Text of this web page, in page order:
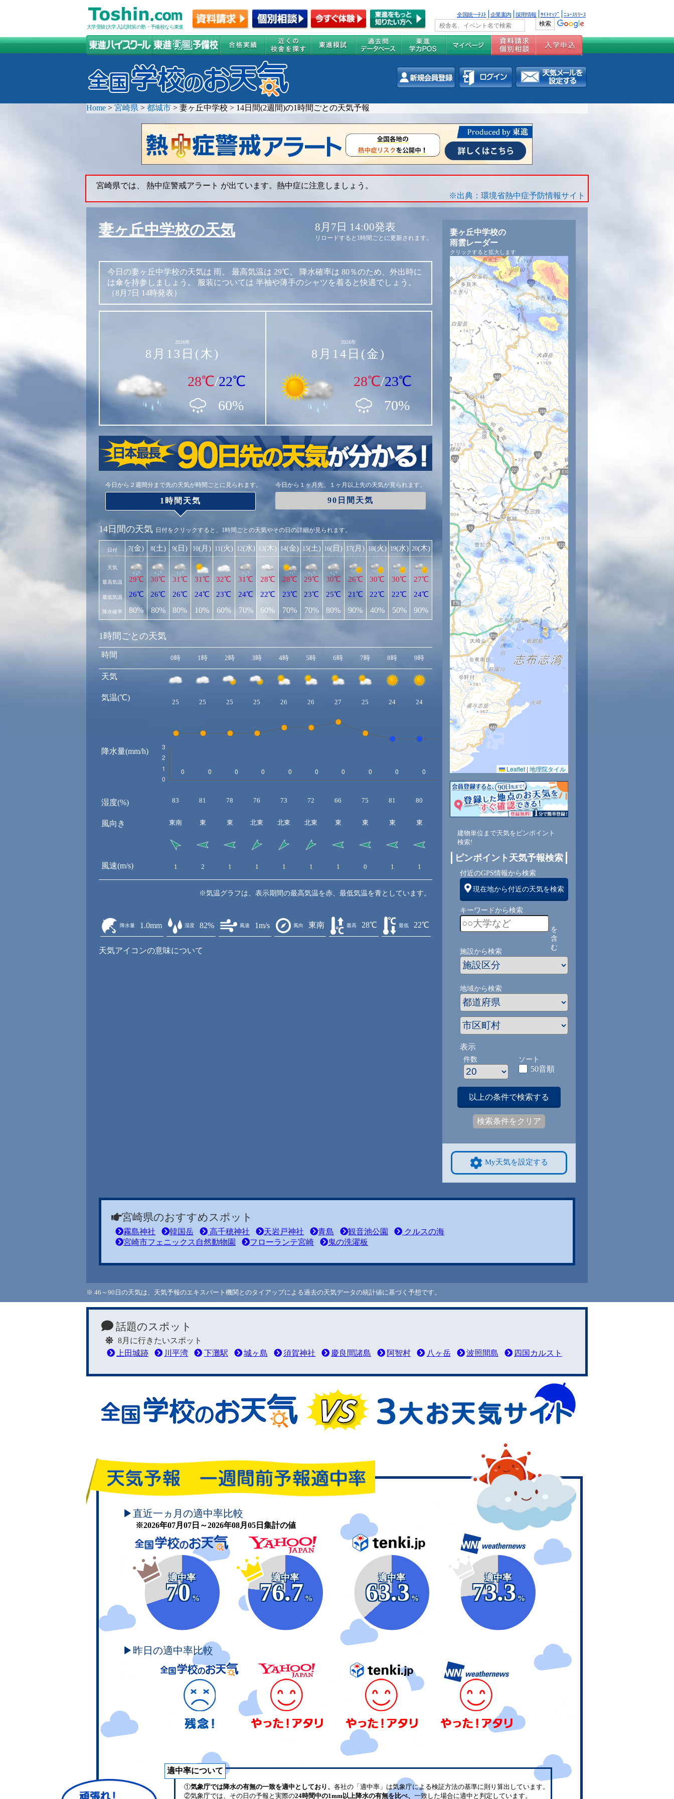
大学受験(大学入試)対策の塾・予備校なら東進
全国統一ﾃｽﾄ 企業案内 採用情報 ｻｲﾄﾏｯﾌﾟ ﾆｭｰｽﾘﾘｰｽ
Home > 宮崎県 > 都城市 > 妻ヶ丘中学校 > 14日間(2週間)の1時間ごとの天気予報
宮崎県では、 熱中症警戒アラート が出ています。熱中症に注意しましょう。
※出典：環境省熱中症予防情報サイト
妻ヶ丘中学校の天気 8月7日 14:00発表
リロードすると1時間ごとに更新されます。
今日の妻ヶ丘中学校の天気は 雨。 最高気温は 29℃。 降水確率は 80％のため、外出時に
は傘を持参しましょう。
服装については 半袖や薄手のシャツを着ると快適でしょう。
（8月7日 14時発表）
2026年
8月13日(木)
28℃/22℃
60%
2026年
8月14日(金)
28℃/23℃
70%
今日から２週間分まで先の天気が時間ごとに見られます。
1時間天気
今日から１ヶ月先、１ヶ月以上先の天気が見られます。
90日間天気
14日間の天気 日付をクリックすると、1時間ごとの天気やその日の詳細が見られます。
日付
天気
最高気温
最低気温
降水確率
7(金)
29℃
26℃
80%
8(土)
30℃
26℃
80%
9(日)
31℃
26℃
80%
10(月)
31℃
24℃
10%
11(火)
32℃
23℃
60%
12(水)
31℃
24℃
70%
13(木)
28℃
22℃
60%
14(金)
28℃
23℃
70%
15(土)
29℃
23℃
70%
16(日)
30℃
25℃
80%
17(月)
26℃
21℃
90%
18(火)
30℃
22℃
40%
19(水)
30℃
22℃
50%
20(木)
27℃
24℃
90%
1時間ごとの天気
時間
天気
気温(℃)
降水量(mm/h)
湿度(%)
風向き
風速(m/s)
0時 1時 2時 3時 4時 5時 6時 7時 8時 9時 10時 11時 12時 13時 14時
25 25 25 25 26 26 27 25 24 24 25 26 26
83 81 78 76 73 72 66 75 81 80 80 80 80 81
東南 東 東 北東 北東 北東 東 東 東 東
1 2 1 1 1 1 1 0 1 1
※気温グラフは、表示期間の最高気温を赤、最低気温を青としています。
降水量 1.0mm 湿度 82% 風速 1m/s 風向 東南 最高 28℃ 最低 22℃
天気アイコンの意味について
妻ヶ丘中学校の
雨雲レーダー
クリックすると拡大します
Leaflet | 地理院タイル
建物単位まで天気をピンポイント
検索!
ピンポイント天気予報検索
付近のGPS情報から検索
現在地から付近の天気を検索
キーワードから検索
を
含
む
施設から検索
地域から検索
表示
件数 ソート
50音順
以上の条件で検索する
検索条件をクリア
My天気を設定する
宮崎県のおすすめスポット
霧島神社 韓国岳 高千穂神社 天岩戸神社 青島 観音池公園
クルスの海
宮崎市フェニックス自然動物園
フローランテ宮崎 鬼の洗濯板
※ 46～90日の天気は、天気予報のエキスパート機関とのタイアップによる過去の天気データの統計値に基づく予想です。
話題のスポット
8月に行きたいスポット
上田城跡
川平湾 下灘駅 城ヶ島 須賀神社 慶良間諸島 阿智村 八ヶ岳 波照間島 四国カルスト
頑張れ！学校のお天気
▶直近一ヵ月の適中率比較
※2026年07月07日～2026年08月05日集計の値
適中率
70
%
適中率
76.7
%
適中率
63.3
%
適中率
73.3
%
▶昨日の適中率比較
適中率について
①気象庁では降水の有無の一致を適中としており、 各社の「適中率」は気象庁による検証方法の基準に則り算出しています。
②気象庁では、その日の予報と実際の24時間中の1mm以上降水の有無を比べ、 一致した場合に適中と判定しています。